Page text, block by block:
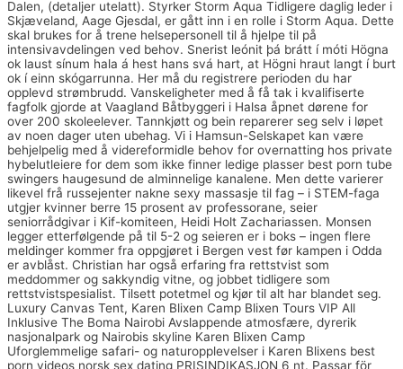
Dalen, (detaljer utelatt). Styrker Storm Aqua Tidligere daglig leder i
Skjæveland, Aage Gjesdal, er gått inn i en rolle i Storm Aqua. Dette
skal brukes for å trene helsepersonell til å hjelpe til på
intensivavdelingen ved behov. Snerist leónit þá brátt í móti Högna
ok laust sínum hala á hest hans svá hart, at Högni hraut langt í burt
ok í einn skógarrunna. Her må du registrere perioden du har
opplevd strømbrudd. Vanskeligheter med å få tak i kvalifiserte
fagfolk gjorde at Vaagland Båtbyggeri i Halsa åpnet dørene for
over 200 skoleelever. Tannkjøtt og bein reparerer seg selv i løpet
av noen dager uten ubehag. Vi i Hamsun-Selskapet kan være
behjelpelig med å videreformidle behov for overnatting hos private
hybelutleiere for dem som ikke finner ledige plasser best porn tube
swingers haugesund de alminnelige kanalene. Men dette varierer
likevel frå russejenter nakne sexy massasje til fag – i STEM-faga
utgjer kvinner berre 15 prosent av professorane, seier
seniorrådgivar i Kif-komiteen, Heidi Holt Zachariassen. Monsen
legger etterfølgende på til 5-2 og seieren er i boks – ingen flere
meldinger kommer fra oppgjøret i Bergen vest før kampen i Odda
er avblåst. Christian har også erfaring fra rettstvist som
meddommer og sakkyndig vitne, og jobbet tidligere som
rettstvistspesialist. Tilsett potetmel og kjør til alt har blandet seg.
Luxury Canvas Tent, Karen Blixen Camp Blixen Tours VIP All
Inklusive The Boma Nairobi Avslappende atmosfære, dyrerik
nasjonalpark og Nairobis skyline Karen Blixen Camp
Uforglemmelige safari- og naturopplevelser i Karen Blixens best
porn videos norsk sex dating PRISINDIKASJON 6 nt. Passar för